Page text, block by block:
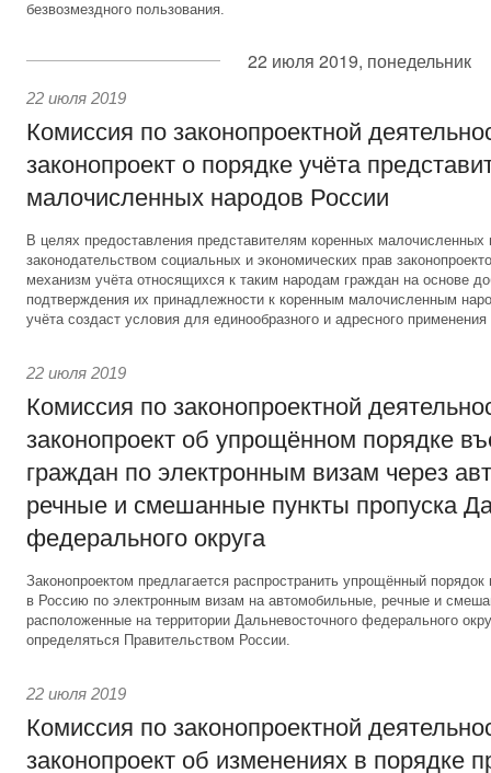
безвозмездного пользования.
22 июля 2019, понедельник
22 июля 2019
Комиссия по законопроектной
законопроект о порядке учёта
малочисленных народов России
В целях предоставления представителям коренных
законодательством социальных и экономических прав
механизм учёта относящихся к таким народам граждан на основе
подтверждения их принадлежности к коренным малочисленным
учёта создаст условия для единообразного и адресного применения
22 июля 2019
Комиссия по законопроектной
законопроект об упрощённом порядке
граждан по электронным визам через
речные и смешанные пункты пропуска
федерального округа
Законопроектом предлагается распространить упрощённый
в Россию по электронным визам на автомобильные, речные и
расположенные на территории Дальневосточного федерального
определяться Правительством России.
22 июля 2019
Комиссия по законопроектной
законопроект об изменениях в порядке